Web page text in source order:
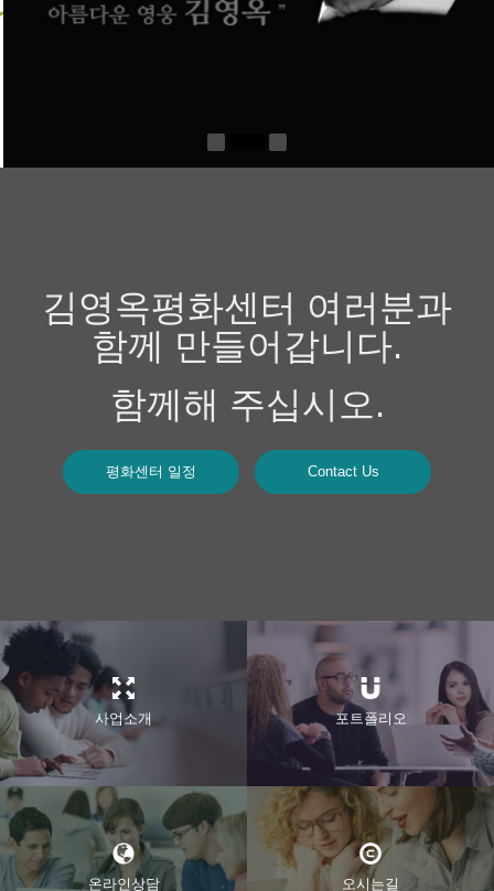
김영옥평화센터 여러분과
함께 만들어갑니다.
함께해 주십시오.
평화센터 일정 Contact Us
사업소개 포트폴리오
온라인상담 오시는길